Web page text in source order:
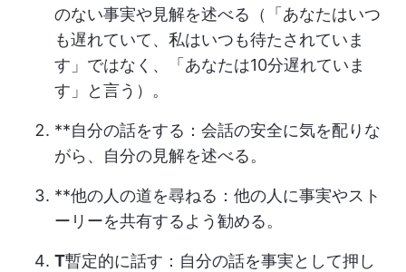
のない事実や見解を述べる（「あなたはいつ
も遅れていて、私はいつも待たされていま
す」ではなく、「あなたは10分遅れていま
す」と言う）。
**自分の話をする：会話の安全に気を配りな
がら、自分の見解を述べる。
**他の人の道を尋ねる：他の人に事実やスト
ーリーを共有するよう勧める。
T暫定的に話す：自分の話を事実として押し